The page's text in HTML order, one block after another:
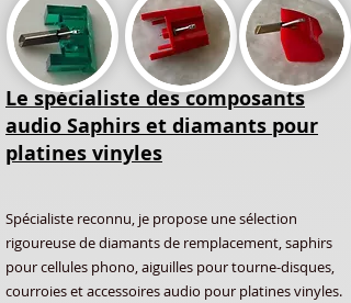
Le spécialiste des composants
audio Saphirs et diamants pour
platines vinyles
Spécialiste reconnu, je propose une sélection
rigoureuse de diamants de remplacement, saphirs
pour cellules phono, aiguilles pour tourne-disques,
courroies et accessoires audio pour platines vinyles.